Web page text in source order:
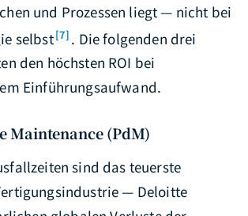
und Prozessen liegt — nicht bei
selbst[7] . Die folgenden drei
den höchsten ROI bei
Einführungsaufwand.
Maintenance (PdM)
sind das teuerste
— Deloitte